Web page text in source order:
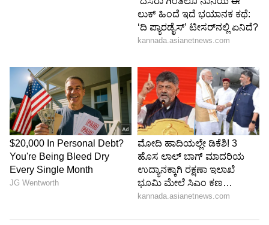
Image Credit :Twitter
ಮೂಲಾಂಕ 6, 7, 8 ಮತ್ತು 9
ಮೂಲ ಸಂಖ್ಯೆ 6
ಮೂಲ ಸಂಖ್ಯೆ 6 ಹೊಂದಿರುವವರಿಗೆ 25ನೇ ವಯಸ್ಸು
ಯಶಸ್ಸು ಮತ್ತು ಬೆಳವಣಿಗೆಯನ್ನು ತರುತ್ತದೆ. ಈ ವಯಸ್ಸು
ಅವರ ಜೀವನದಲ್ಲಿ ಒಂದು ಮಹತ್ವದ ತಿರುವು ನೀಡುತ್ತದೆ.